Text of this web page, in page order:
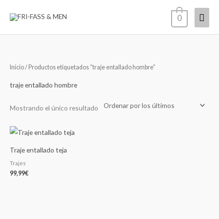
0
Inicio/ Productos etiquetados “traje entallado hombre”
traje entallado hombre
Mostrando el único resultado
Traje entallado teja
Trajes
99,99€